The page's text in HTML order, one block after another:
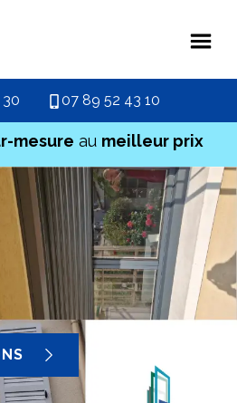
30 07 89 52 43 10
mesure au meilleur prix